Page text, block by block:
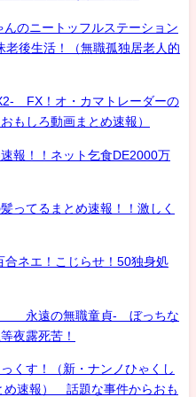
のニートッフルステーション
老後生活！（無職孤独居老人的
FX！オ・カマトレーダーの
もしろ動画まとめ速報）
報！！ネット乞食DE2000万
ってるまとめ速報！！激しく
合ネエ！こじらせ！50独身処
永遠の無職童貞- ぼっちな
夜露死苦！
くす！（新・ナンノひゃくし
め速報） 話題な事件からおも